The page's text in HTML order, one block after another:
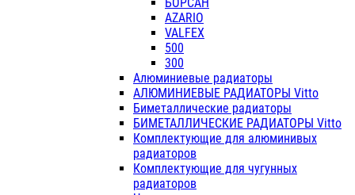
AZARIO
VALFEX
500
300
Алюминиевые радиаторы
АЛЮМИНИЕВЫЕ РАДИАТОРЫ Vitto
Биметаллические радиаторы
БИМЕТАЛЛИЧЕСКИЕ РАДИАТОРЫ Vitto
Комплектующие для алюминивых
радиаторов
Комплектующие для чугунных
радиаторов